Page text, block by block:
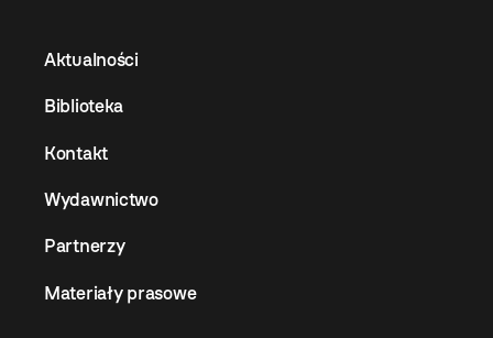
Aktualności
Biblioteka
Kontakt
Wydawnictwo
Partnerzy
Materiały prasowe